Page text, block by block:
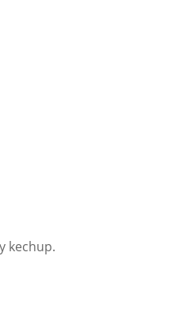
kechup.